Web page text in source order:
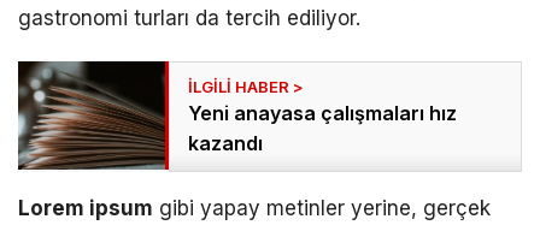
gastronomi turları da tercih ediliyor.
Yeni anayasa çalışmaları hız
kazandı
Lorem ipsum gibi yapay metinler yerine, gerçek